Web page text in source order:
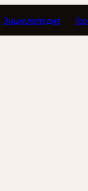
Энциклопедия